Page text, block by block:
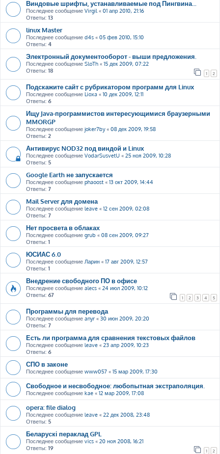
Виндовые шрифты, устанавливаемые под Пингвина...
Последнее сообщение Virgil« 01 апр 2010, 21:16
Ответы: 13
linux Master
Последнее сообщение d4s « 05 фев 2010, 15:10
Ответы: 4
Электронный документооборот - выши предложения.
Последнее сообщение SloTh « 15 дек 2009, 07:22
Ответы: 18 1 2
Подскажите сайт с рубрикатором программ для Linux
Последнее сообщение Lioxa « 10 дек 2009, 12:11
Ответы: 6
Ищу Java-программистов интересующимися браузерными
MMORGP
Последнее сообщение joker7by« 08 дек 2009, 19:58
Ответы: 2
Антивирус NOD32 под виндой и Linux
Последнее сообщение VodarSusvetU « 25 ноя 2009, 10:28
Ответы: 5
Google Earth не запускается
Последнее сообщение phaoost « 13 окт 2009, 14:44
Ответы: 7
Mail Server для домена
Последнее сообщение leave « 12 сен 2009, 02:08
Ответы: 7
Нет просвета в облаках
Последнее сообщение grub « 08 сен 2009, 09:27
Ответы: 1
ЮСИАС 6.0
Последнее сообщение Ларин « 17 авг 2009, 12:57
Ответы: 1
Внедрение свободного ПО в офисе
Последнее сообщение alecs « 24 июл 2009, 10:12
Ответы: 67 1 2 3 4 5
Программы для перевода
Последнее сообщение anyr « 30 июн 2009, 20:20
Ответы: 7
Есть ли программа для сравнения текстовых файлов
Последнее сообщение leave « 23 апр 2009, 10:23
Ответы: 6
СПО в законе
Последнее сообщение www057 « 15 мар 2009, 17:30
Свободное и несвободное: любопытная экстраполяция.
Последнее сообщение kae « 12 мар 2009, 17:08
opera: file dialog
Последнее сообщение leave « 22 дек 2008, 23:48
Ответы: 5
Беларускі пераклад GPL
Последнее сообщение vics « 20 ноя 2008, 16:21
Ответы: 19 1 2